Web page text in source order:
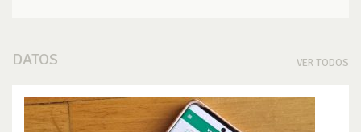
DATOS VER TODOS